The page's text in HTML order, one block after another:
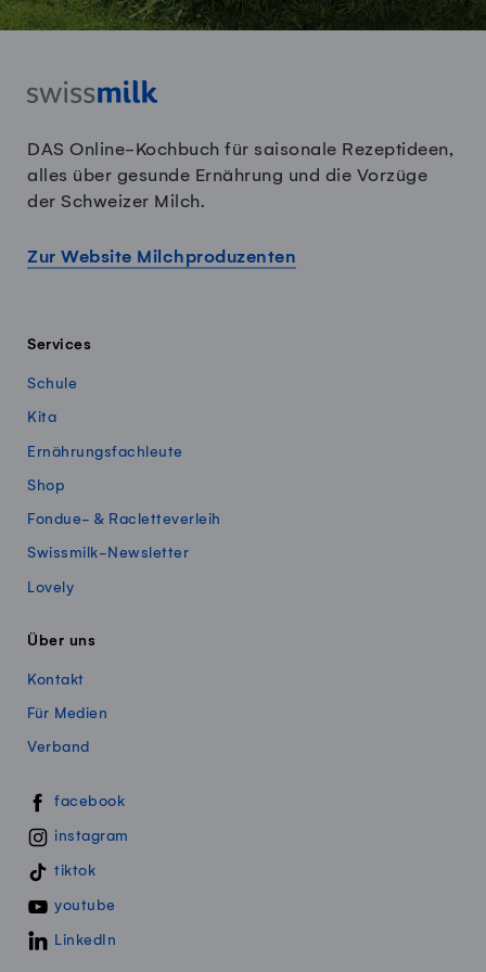
DAS Online-Kochbuch für saisonale Rezeptideen,
alles über gesunde Ernährung und die Vorzüge
der Schweizer Milch.
Zur Website Milchproduzenten
Services
Schule
Kita
Ernährungsfachleute
Shop
Fondue- & Racletteverleih
Swissmilk-Newsletter
Lovely
Über uns
Kontakt
Für Medien
Verband
Swissmillk auf Social Media
facebook
instagram
tiktok
youtube
LinkedIn